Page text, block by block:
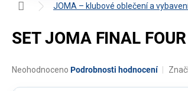
Domů JOMA – klubové oblečení a
SET JOMA FINAL
Průměrné
Neohodnoceno Podrobnosti hodnocení